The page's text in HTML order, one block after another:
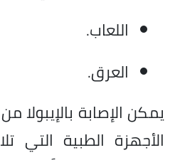
اللعاب.
العرق.
يمكن الإصابة بالإيبولا
الأجهزة الطبية التي